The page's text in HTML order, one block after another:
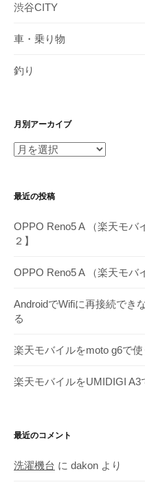
渋谷CITY
車・乗り物
釣り
月別アーカイブ
月
ー
イ
ブ
最近の投稿
OPPO Reno5 A （楽天モバ
２】
OPPO Reno5 A （楽天モバ
AndroidでWifiに再接続でき
る
楽天モバイルをmoto g6で使
楽天モバイルをUMIDIGI A3
最近のコメント
洗濯機台 に dakon より